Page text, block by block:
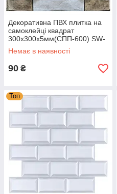
Декоративна ПВХ плитка на
самоклейці квадрат
300х300х5мм(СПП-600) SW-
00000525 вологостійка
Немає в наявності
90 ₴
Топ